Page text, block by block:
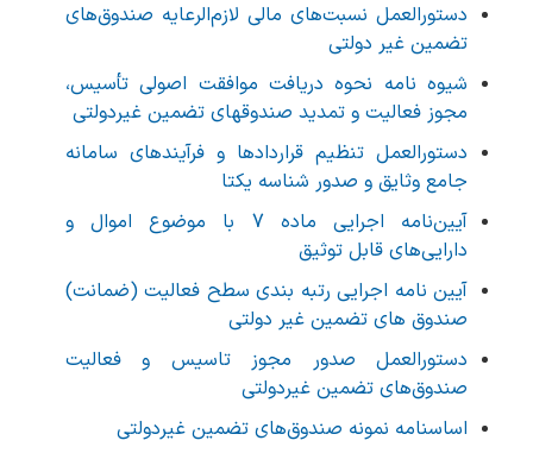
دستورالعمل نسبت‌های مالی لازم‌الرعایه صندوق‌های
تضمین غیر دولتی
شیوه نامه نحوه دریافت موافقت اصولی تأسیس،
مجوز فعالیت و تمدید صندوقهای تضمین غیردولتی
دستورالعمل تنظیم قراردادها و فرآیندهای سامانه
جامع وثایق و صدور شناسه یکتا
آیین‌نامه اجرایی ماده 7 با موضوع اموال و
دارایی‌های قابل توثیق
آیین نامه اجرایی رتبه بندی سطح فعالیت (ضمانت)
صندوق های تضمین غیر دولتی
دستورالعمل صدور مجوز تاسیس و فعالیت
صندوق‌های تضمین غیردولتی
اساسنامه نمونه صندوق‌های تضمین غیردولتی